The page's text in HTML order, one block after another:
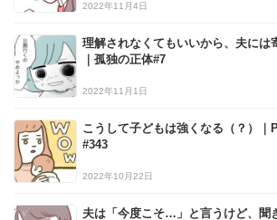
2022年11月4日
理解されなくてもいいから、夫には
｜孤独の正体#7
2022年11月1日
こうして子どもは強くなる（？）｜
#343
2022年10月22日
夫は「今度こそ…」と言うけど、聞